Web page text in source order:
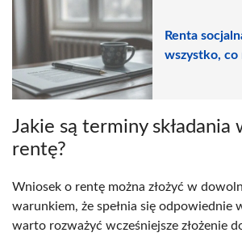
Renta
wszystko, co
Jakie są terminy składania
rentę?
Wniosek o rentę można złożyć w
warunkiem, że spełnia się odpowiednie
warto rozważyć wcześniejsze złożenie